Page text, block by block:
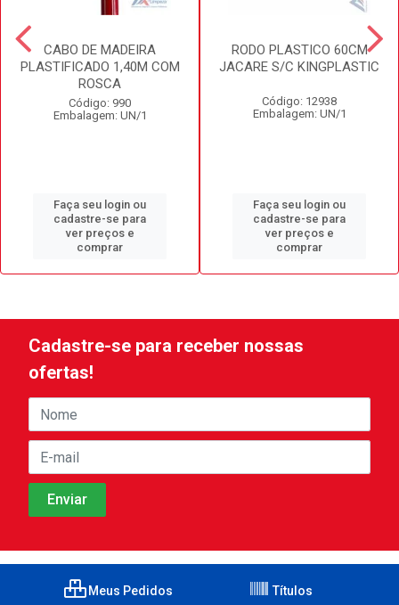
CABO DE MADEIRA
PLASTIFICADO 1,40M COM
ROSCA
Código: 990
Embalagem: UN/1
Faça seu login ou
cadastre-se para
ver preços e
comprar
RODO PLASTICO 60CM
JACARE S/C KINGPLASTIC
Código: 12938
Embalagem: UN/1
Faça seu login ou
cadastre-se para
ver preços e
comprar
Cadastre-se para receber nossas
ofertas!
Meus Pedidos Títulos